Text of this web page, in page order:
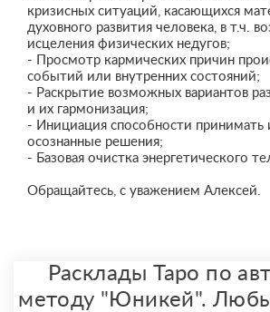
кризисных ситуаций, касающихся
духовного развития человека, в т.ч.
исцеления физических недугов;
- Просмотр кармических причин
событий или внутренних состояний;
- Раскрытие возможных вариантов
и их гармонизация;
- Инициация способности принимать
осознанные решения;
- Базовая очистка энергетического
Обращайтесь, с уважением Алексей.
Расклады Таро по
методу "Юникей".